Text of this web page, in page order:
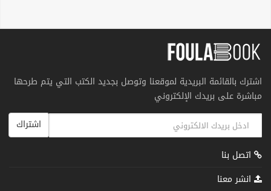
اشترك بالقائمة البريدية لموقعنا وتوصل بجديد الكتب التي يتم طرحها
مباشرة على بريدك الإلكتروني
اشتراك
اتصل بنا
انشر معنا